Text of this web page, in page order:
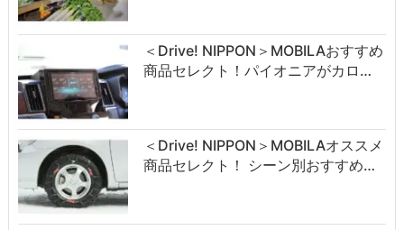
＜Drive! NIPPON＞MOBILAおすすめ
商品セレクト！パイオニアがカロ…
＜Drive! NIPPON＞MOBILAオススメ
商品セレクト！ シーン別おすすめ…